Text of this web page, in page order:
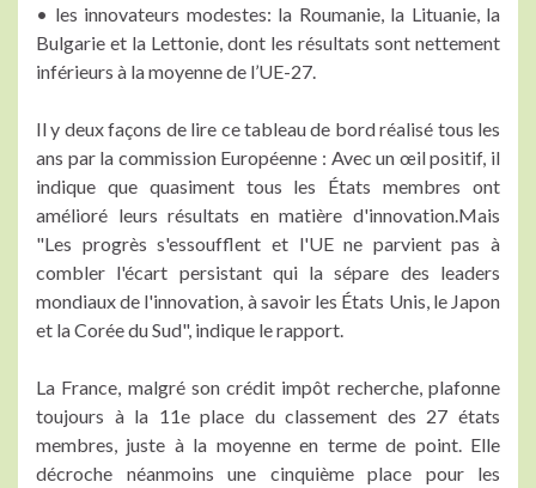
• les innovateurs modestes: la Roumanie, la Lituanie, la
Bulgarie et la Lettonie, dont les résultats sont nettement
inférieurs à la moyenne de l’UE-27.
Il y deux façons de lire ce tableau de bord réalisé tous les
ans par la commission Européenne : Avec un œil positif, il
indique que quasiment tous les États membres ont
amélioré leurs résultats en matière d'innovation.Mais
"Les progrès s'essoufflent et l'UE ne parvient pas à
combler l'écart persistant qui la sépare des leaders
mondiaux de l'innovation, à savoir les États Unis, le Japon
et la Corée du Sud", indique le rapport.
La France, malgré son crédit impôt recherche, plafonne
toujours à la 11e place du classement des 27 états
membres, juste à la moyenne en terme de point. Elle
décroche néanmoins une cinquième place pour les